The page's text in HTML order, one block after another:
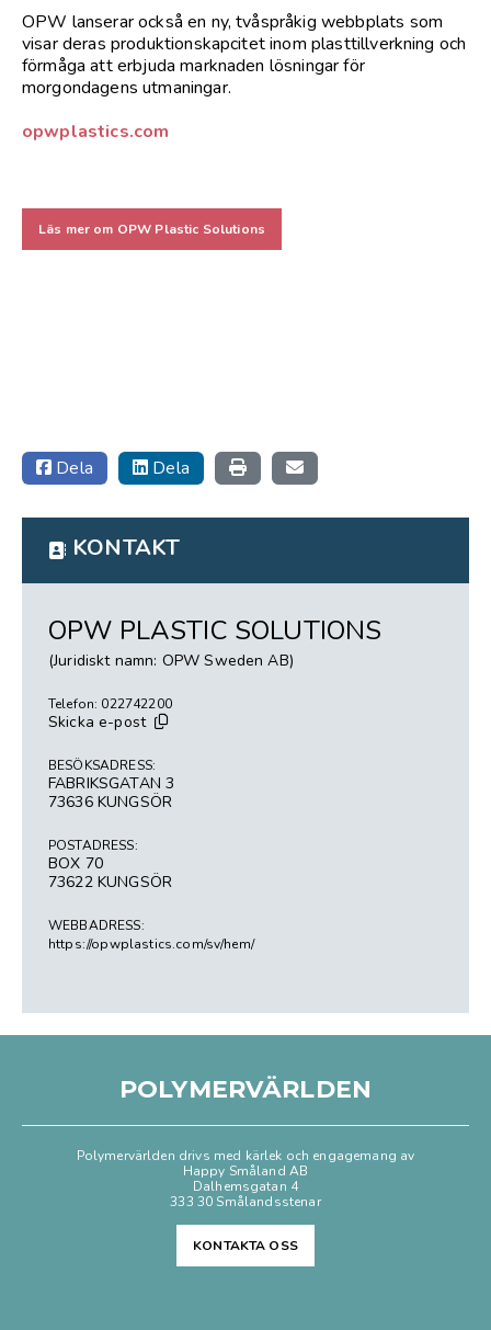
OPW lanserar också en ny, tvåspråkig webbplats som
visar deras produktionskapcitet inom plasttillverkning och
förmåga att erbjuda marknaden lösningar för
morgondagens utmaningar.
opwplastics.com
Läs mer om OPW Plastic Solutions
Dela Dela
KONTAKT
OPW PLASTIC SOLUTIONS
(Juridiskt namn: OPW Sweden AB)
Telefon: 022742200
Skicka e-post
BESÖKSADRESS:
FABRIKSGATAN 3
73636 KUNGSÖR
POSTADRESS:
BOX 70
73622 KUNGSÖR
WEBBADRESS:
https://opwplastics.com/sv/hem/
POLYMERVÄRLDEN
Polymervärlden drivs med kärlek och engagemang av
Happy Småland AB
Dalhemsgatan 4
333 30 Smålandsstenar
KONTAKTA OSS